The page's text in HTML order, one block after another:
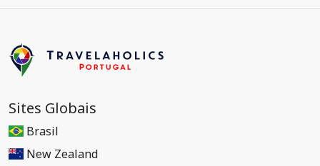
Sites Globais
Brasil
New Zealand